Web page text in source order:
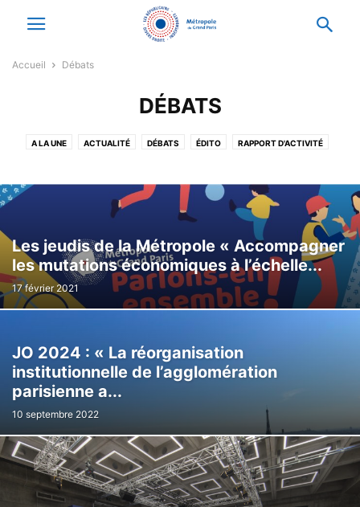
Accueil Débats
DÉBATS
A LA UNE ACTUALITÉ DÉBATS ÉDITO RAPPORT D'ACTIVITÉ
Les jeudis de la Métropole « Accompagner
les mutations économiques à l’échelle...
17 février 2021
JO 2024 : « La réorganisation
institutionnelle de l’agglomération
parisienne a...
10 septembre 2022